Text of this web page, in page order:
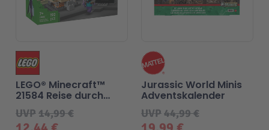
UVP14,99 €
LEGO® Minecraft™
21584 Reise durch
Nether und Endportal UVP44,99 €
Jurassic World Minis
Adventskalender